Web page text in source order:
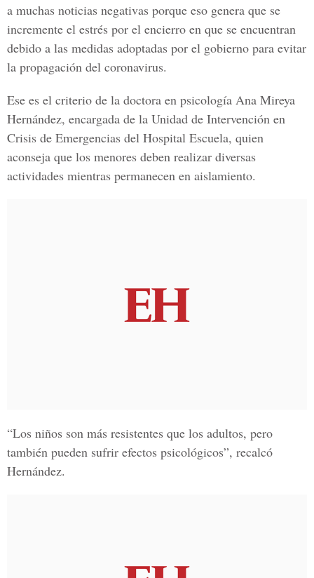
a muchas noticias negativas porque eso genera que se
incremente el estrés por el encierro en que se encuentran
debido a las medidas adoptadas por el gobierno para evitar
la propagación del coronavirus.
Ese es el criterio de la doctora en psicología Ana Mireya
Hernández, encargada de la Unidad de Intervención en
Crisis de Emergencias del Hospital Escuela, quien
aconseja que los menores deben realizar diversas
actividades mientras permanecen en aislamiento.
“Los niños son más resistentes que los adultos, pero
también pueden sufrir efectos psicológicos”, recalcó
Hernández.